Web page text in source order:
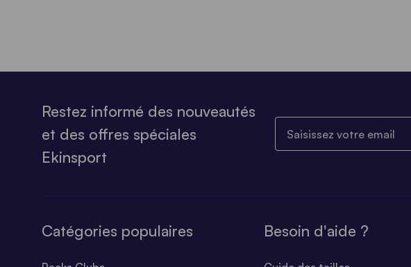
Restez informé des nouveautés
et des offres spéciales
Ekinsport
Catégories populaires Besoin d'aide ?